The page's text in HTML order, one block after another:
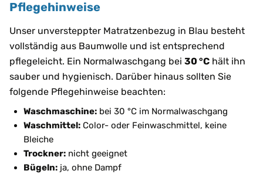
Pflegehinweise
Unser unversteppter Matratzenbezug in Blau besteht
vollständig aus Baumwolle und ist entsprechend
pflegeleicht. Ein Normalwaschgang bei 30 °C hält ihn
sauber und hygienisch. Darüber hinaus sollten Sie
folgende Pflegehinweise beachten:
Waschmaschine: bei 30 °C im Normalwaschgang
Waschmittel: Color- oder Feinwaschmittel, keine
Bleiche
Trockner: nicht geeignet
Bügeln: ja, ohne Dampf